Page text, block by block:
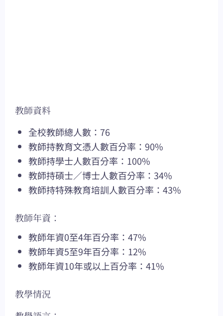
教師資料
全校教師總人數：76
教師持教育文憑人數百分率：90%
教師持學士人數百分率：100%
教師持碩士／博士人數百分率：34%
教師持特殊教育培訓人數百分率：43%
教師年資：
教師年資0至4年百分率：47%
教師年資5至9年百分率：12%
教師年資10年或以上百分率：41%
教學情況